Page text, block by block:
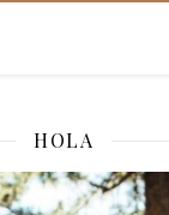
HOLA